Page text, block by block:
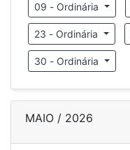
09 - Ordinária
23 - Ordinária
30 - Ordinária
MAIO / 2026